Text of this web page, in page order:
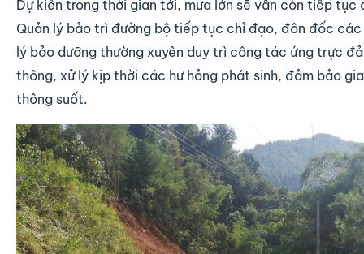
Dự kiến trong thời gian tới, mưa lớn sẽ vẫn còn tiếp tục
Quản lý bảo trì đường bộ tiếp tục chỉ đạo, đôn đốc các
lý bảo dưỡng thường xuyên duy trì công tác ứng trực
thông, xử lý kịp thời các hư hỏng phát sinh, đảm bảo
thông suốt.